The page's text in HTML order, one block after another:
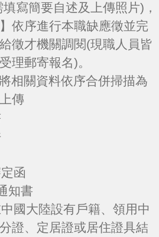
寫簡要自述及上傳照片)，
依序進行本職缺應徵並完
徵才機關調閱(現職人員皆
理郵寄報名)。
相關資料依序合併掃描為
傳
函
知書
國大陸設有戶籍、領用中
證、定居證或居住證具結